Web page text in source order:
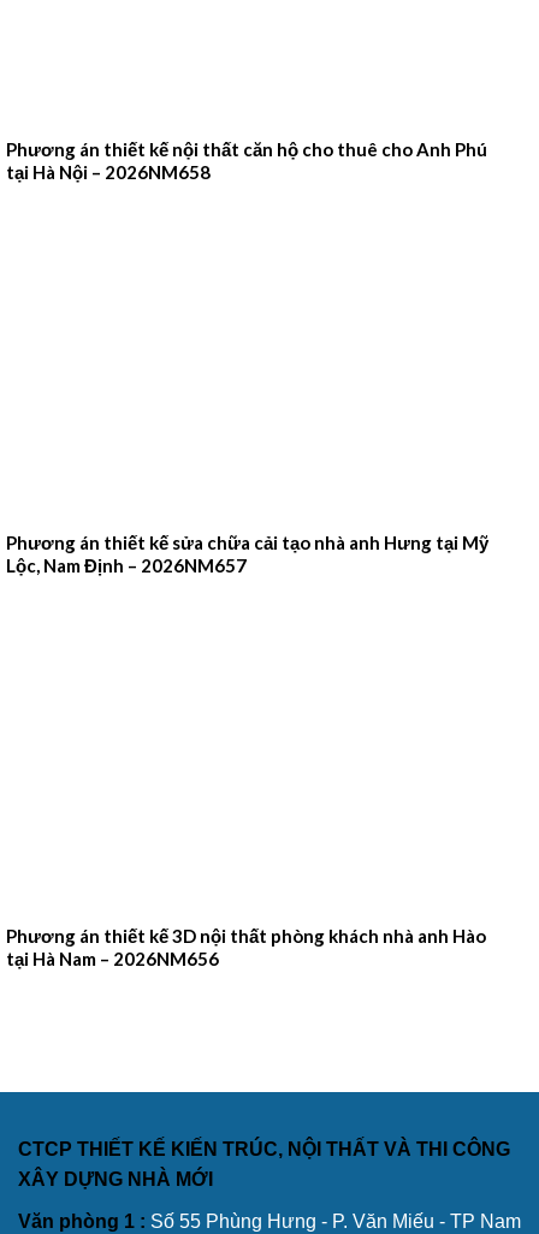
Phương án thiết kế nội thất căn hộ cho thuê cho Anh Phú
tại Hà Nội – 2026NM658
Phương án thiết kế sửa chữa cải tạo nhà anh Hưng tại Mỹ
Lộc, Nam Định – 2026NM657
Phương án thiết kế 3D nội thất phòng khách nhà anh Hào
tại Hà Nam – 2026NM656
CTCP THIẾT KẾ KIẾN TRÚC, NỘI THẤT VÀ THI CÔNG
XÂY DỰNG NHÀ MỚI
Văn phòng 1 : Số 55 Phùng Hưng - P. Văn Miếu - TP Nam